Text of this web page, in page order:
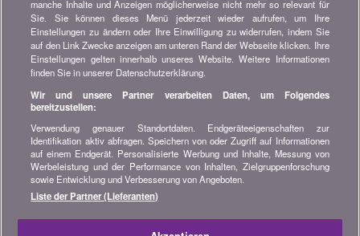
Bleiben Sie auf dem neuesten Stand, finden Sie alle Ratschläge
und Tipps zum Sparen auf:
Wissenswertes über bonus.ch
Wer ist bonus.ch? Wie funktionieren die Vergleiche?
Presseanfragen, Partnerschaften, Werbung...
Alle Informationen über bonus.ch
manche Inhalte und Anzeigen möglicherweise nicht mehr so relevant für
Sie. Sie können dieses Menü jederzeit wieder aufrufen, um Ihre
Einstellungen zu ändern oder Ihre Einwilligung zu widerrufen, indem Sie
auf den Link Zwecke anzeigen am unteren Rand der Webseite klicken. Ihre
Einstellungen gelten innerhalb unseres Website. Weitere Informationen
finden Sie in unserer Datenschutzerklärung.
Wir und unsere Partner verarbeiten Daten, um Folgendes
bereitzustellen:
Verwendung genauer Standortdaten. Endgeräteeigenschaften zur
Identifikation aktiv abfragen. Speichern von oder Zugriff auf Informationen
auf einem Endgerät. Personalisierte Werbung und Inhalte, Messung von
Werbeleistung und der Performance von Inhalten, Zielgruppenforschung
sowie Entwicklung und Verbesserung von Angeboten.
Liste der Partner (Lieferanten)